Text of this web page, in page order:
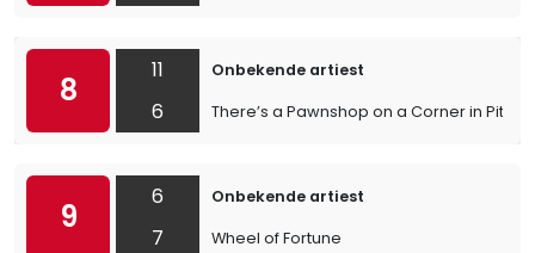
8
11
6
Onbekende artiest
There’s a Pawnshop on a Corner in
9
6
7
Onbekende artiest
Wheel of Fortune